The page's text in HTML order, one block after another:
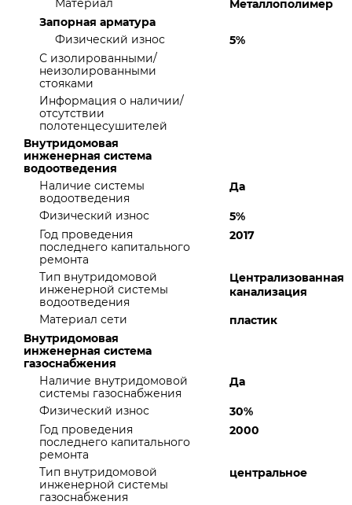
Материал
Металлополимер
Запорная арматура
Физический износ
5%
С изолированными/
неизолированными
стояками
Информация о наличии/
отсутствии
полотенцесушителей
Внутридомовая
инженерная система
водоотведения
Наличие системы
водоотведения
Да
Физический износ
5%
Год проведения
последнего капитального
ремонта
2017
Тип внутридомовой
инженерной системы
водоотведения
Централизованная
канализация
Материал сети
пластик
Внутридомовая
инженерная система
газоснабжения
Наличие внутридомовой
системы газоснабжения
Да
Физический износ
30%
Год проведения
последнего капитального
ремонта
2000
Тип внутридомовой
инженерной системы
газоснабжения
центральное